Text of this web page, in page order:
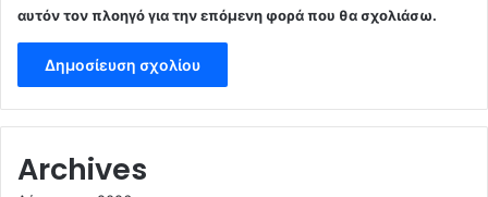
αυτόν τον πλοηγό για την επόμενη φορά που θα σχολιάσω.
Archives